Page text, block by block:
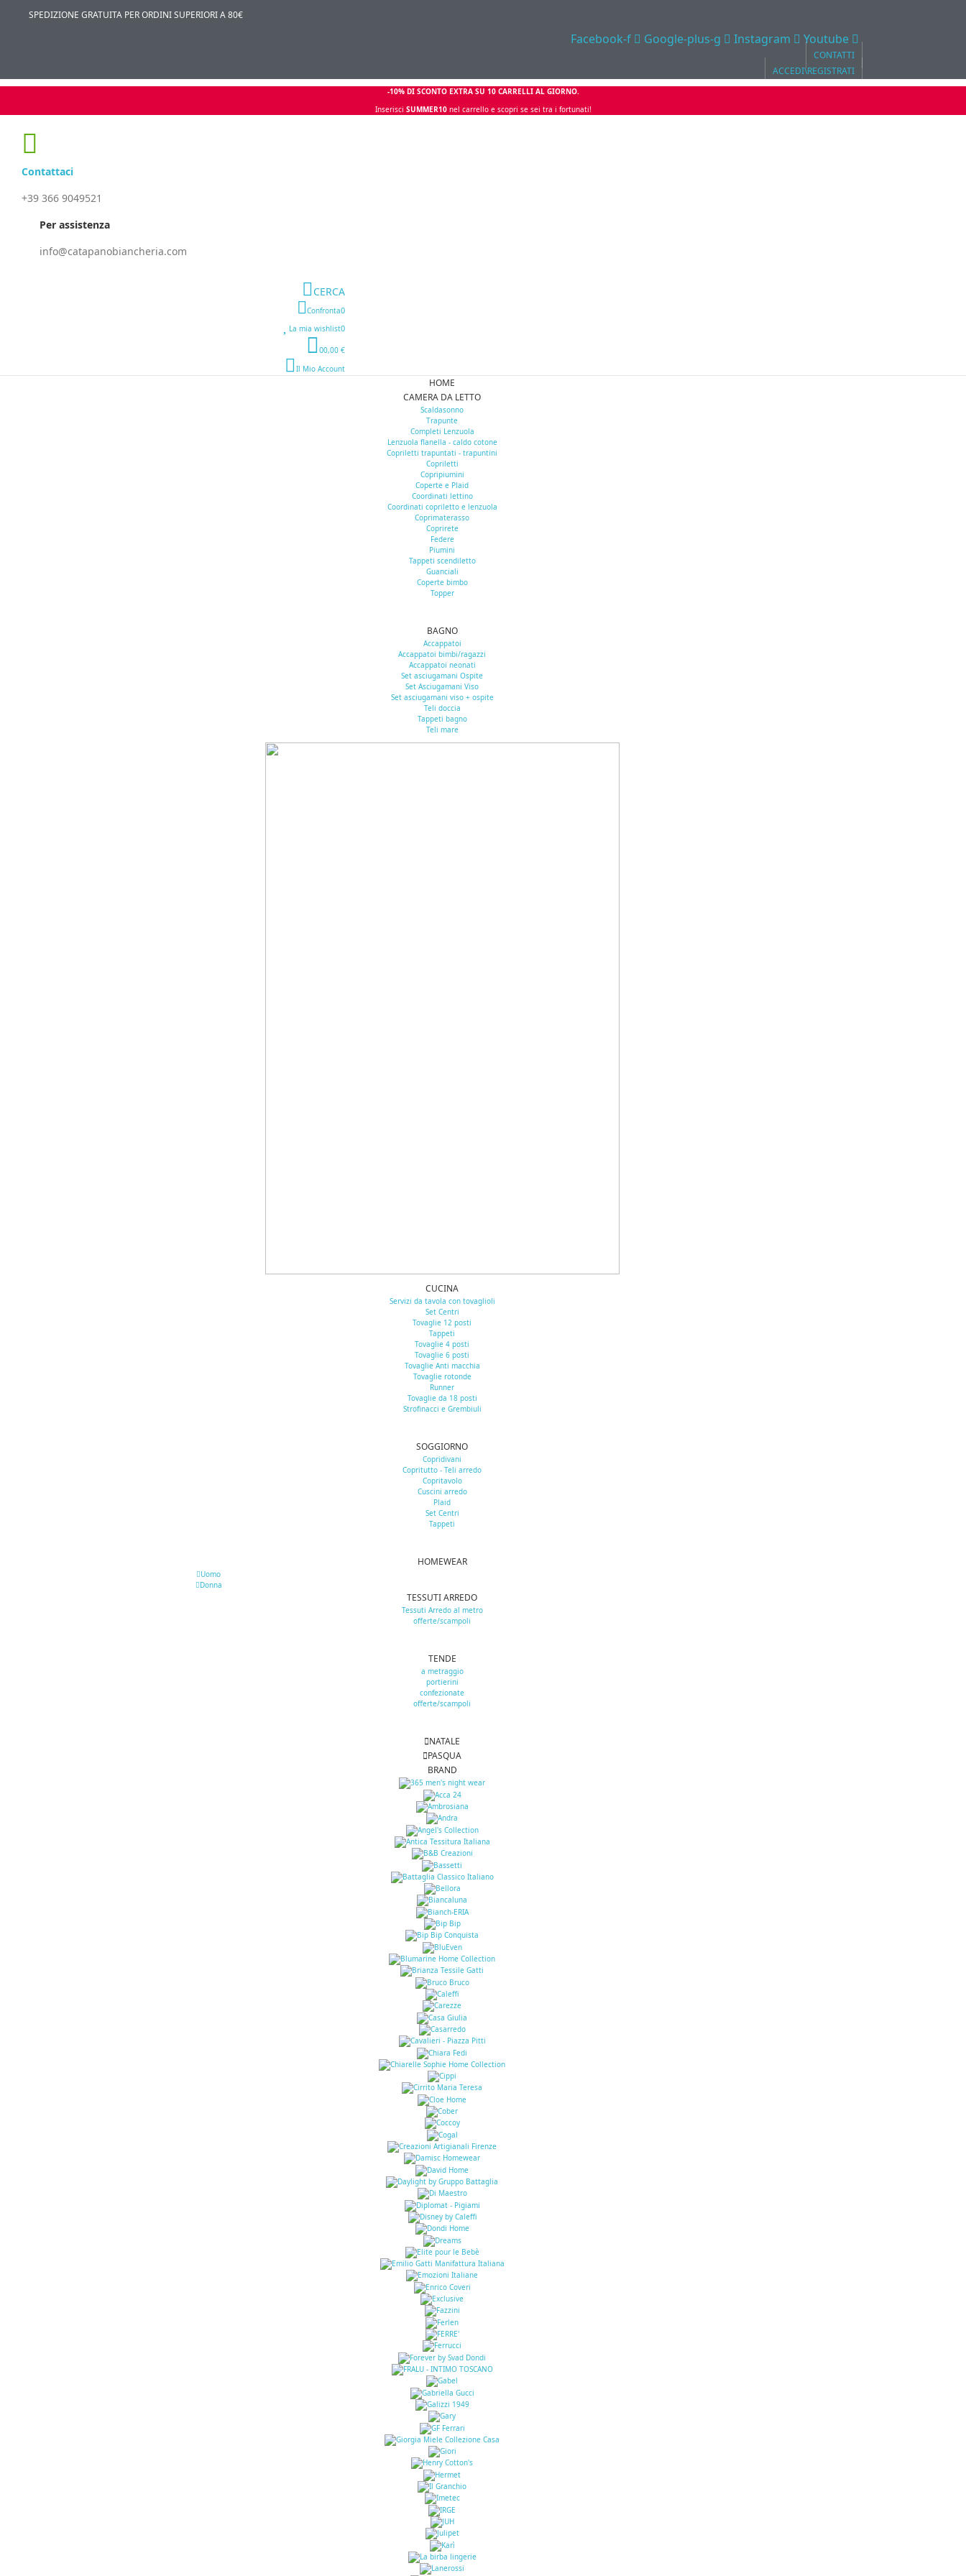
SPEDIZIONE GRATUITA PER ORDINI SUPERIORI A 80€
Facebook-f Google-plus-g Instagram Youtube
CONTATTI
ACCEDI\REGISTRATI
-10% DI SCONTO EXTRA SU 10 CARRELLI AL GIORNO.
Inserisci SUMMER10 nel carrello e scopri se sei tra i fortunati!
Contattaci
+39 366 9049521
Per assistenza
info@catapanobiancheria.com
CERCA
Confronta0
La mia wishlist0
00,00 €
Il Mio Account
HOME
CAMERA DA LETTO
Scaldasonno
Trapunte
Completi Lenzuola
Lenzuola flanella - caldo cotone
Copriletti trapuntati - trapuntini
Copriletti
Copripiumini
Coperte e Plaid
Coordinati lettino
Coordinati copriletto e lenzuola
Coprimaterasso
Coprirete
Federe
Piumini
Tappeti scendiletto
Guanciali
Coperte bimbo
Topper
BAGNO
Accappatoi
Accappatoi bimbi/ragazzi
Accappatoi neonati
Set asciugamani Ospite
Set Asciugamani Viso
Set asciugamani viso + ospite
Teli doccia
Tappeti bagno
Teli mare
CUCINA
Servizi da tavola con tovaglioli
Set Centri
Tovaglie 12 posti
Tappeti
Tovaglie 4 posti
Tovaglie 6 posti
Tovaglie Anti macchia
Tovaglie rotonde
Runner
Tovaglie da 18 posti
Strofinacci e Grembiuli
SOGGIORNO
Copridivani
Copritutto - Teli arredo
Copritavolo
Cuscini arredo
Plaid
Set Centri
Tappeti
HOMEWEAR
Uomo
Donna
TESSUTI ARREDO
Tessuti Arredo al metro
offerte/scampoli
TENDE
a metraggio
portierini
confezionate
offerte/scampoli
NATALE
PASQUA
BRAND